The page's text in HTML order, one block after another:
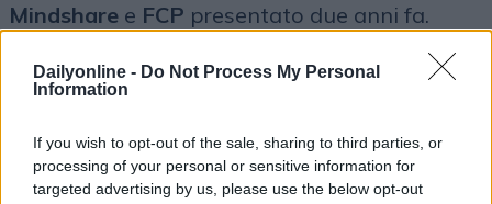
Dailyonline - Do Not Process My Personal
Information
If you wish to opt-out of the sale, sharing to third parties, or
processing of your personal or sensitive information for
targeted advertising by us, please use the below opt-out
Mindsharee FCP presentato due anni fa.
l’osservatorio dovrebbe ripartire e i risultati
marzo. In questa edizione si dovrebbe anche
prendere in considerazione lo scenario